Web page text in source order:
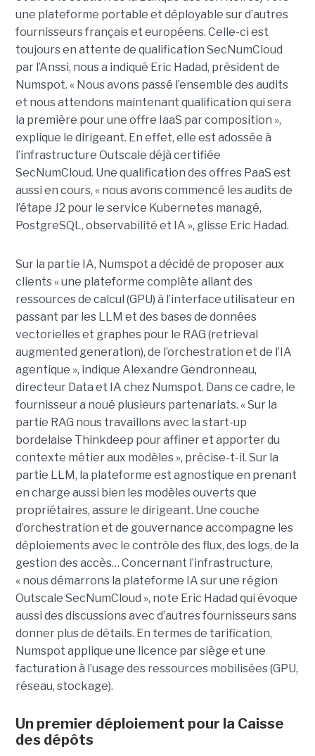
une plateforme portable et déployable sur d’autres
fournisseurs français et européens. Celle-ci est
toujours en attente de qualification SecNumCloud
par l’Anssi, nous a indiqué Eric Hadad, président de
Numspot. « Nous avons passé l’ensemble des audits
et nous attendons maintenant qualification qui sera
la première pour une offre IaaS par composition »,
explique le dirigeant. En effet, elle est adossée à
l’infrastructure Outscale déjà certifiée
SecNumCloud. Une qualification des offres PaaS est
aussi en cours, « nous avons commencé les audits de
l’étape J2 pour le service Kubernetes managé,
PostgreSQL, observabilité et IA », glisse Eric Hadad.
Sur la partie IA, Numspot a décidé de proposer aux
clients « une plateforme complète allant des
ressources de calcul (GPU) à l’interface utilisateur en
passant par les LLM et des bases de données
vectorielles et graphes pour le RAG (retrieval
augmented generation), de l’orchestration et de l’IA
agentique », indique Alexandre Gendronneau,
directeur Data et IA chez Numspot. Dans ce cadre, le
fournisseur a noué plusieurs partenariats. « Sur la
partie RAG nous travaillons avec la start-up
bordelaise Thinkdeep pour affiner et apporter du
contexte métier aux modèles », précise-t-il. Sur la
partie LLM, la plateforme est agnostique en prenant
en charge aussi bien les modèles ouverts que
propriétaires, assure le dirigeant. Une couche
d’orchestration et de gouvernance accompagne les
déploiements avec le contrôle des flux, des logs, de la
gestion des accès… Concernant l’infrastructure,
« nous démarrons la plateforme IA sur une région
Outscale SecNumCloud », note Eric Hadad qui évoque
aussi des discussions avec d’autres fournisseurs sans
donner plus de détails. En termes de tarification,
Numspot applique une licence par siège et une
facturation à l’usage des ressources mobilisées (GPU,
réseau, stockage).
Un premier déploiement pour la Caisse
des dépôts